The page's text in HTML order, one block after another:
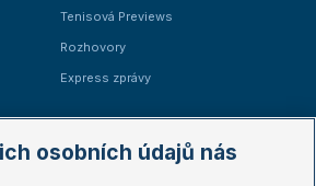
Tenisová Previews
Rozhovory
Express zprávy
osobních údajů nás